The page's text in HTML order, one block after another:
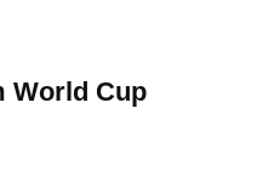
World Cup